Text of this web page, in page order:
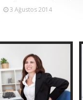
3 Ağustos 2014